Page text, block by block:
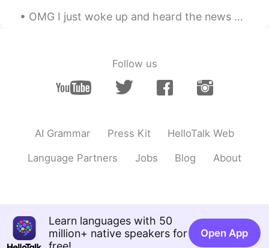
EN JP
JP EN
Krisjan クリスヤン 2019.10.10 12:45
EN JP
JP EN
好きです！レンジで少しチンして食べると
OMG I just woke up and heard the news about your Earthquake in Japan! is everyone Ok? 🥺🥺 I hope...
Follow us
AI Grammar Press Kit HelloTalk Web
Language Partners Jobs Blog About
Learn languages with 50
million+ native speakers for
Open App